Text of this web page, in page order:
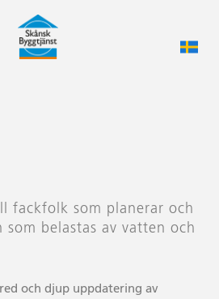
fackfolk som planerar och
belastas av vatten och
och djup uppdatering av